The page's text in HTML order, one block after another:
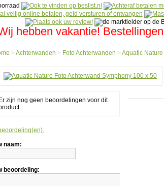
hebben vakantie!
Achterwanden
Achterwanden
Aquatic
Achterwand
100
50
> Achterwanden > Foto Achterwanden > Aquatic
Er zijn nog geen beoordelingen voor dit
naam:
beoordeling: